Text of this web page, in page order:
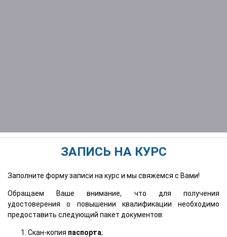
ЗАПИСЬ НА КУРС
Заполните форму записи на курс и мы свяжемся с Вами!
Обращаем Ваше внимание, что для получения
удостоверения о повышении квалификации необходимо
предоставить следующий пакет документов:
Скан-копия паспорта;